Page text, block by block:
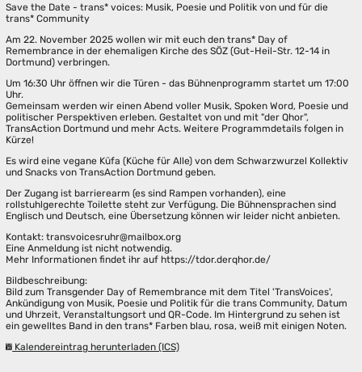
Save the Date - trans* voices: Musik, Poesie und Politik von und für die
trans* Community
Am 22. November 2025 wollen wir mit euch den trans* Day of
Remembrance in der ehemaligen Kirche des SÖZ (Gut-Heil-Str. 12-14 in
Dortmund) verbringen.
Um 16:30 Uhr öffnen wir die Türen - das Bühnenprogramm startet um 17:00
Uhr.
Gemeinsam werden wir einen Abend voller Musik, Spoken Word, Poesie und
politischer Perspektiven erleben. Gestaltet von und mit "der Qhor",
TransAction Dortmund und mehr Acts. Weitere Programmdetails folgen in
Kürze!
Es wird eine vegane Küfa (Küche für Alle) von dem Schwarzwurzel Kollektiv
und Snacks von TransAction Dortmund geben.
Der Zugang ist barrierearm (es sind Rampen vorhanden), eine
rollstuhlgerechte Toilette steht zur Verfügung. Die Bühnensprachen sind
Englisch und Deutsch, eine Übersetzung können wir leider nicht anbieten.
Kontakt: transvoicesruhr@mailbox.org
Eine Anmeldung ist nicht notwendig.
Mehr Informationen findet ihr auf https://tdor.derqhor.de/
Bildbeschreibung:
Bild zum Transgender Day of Remembrance mit dem Titel 'TransVoices',
Ankündigung von Musik, Poesie und Politik für die trans Community, Datum
und Uhrzeit, Veranstaltungsort und QR-Code. Im Hintergrund zu sehen ist
ein gewelltes Band in den trans* Farben blau, rosa, weiß mit einigen Noten.
Kalendereintrag herunterladen (ICS)